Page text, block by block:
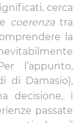
cerca
coerenza tra
la
l’appunto,
di Damasio),
decisione, i
passate